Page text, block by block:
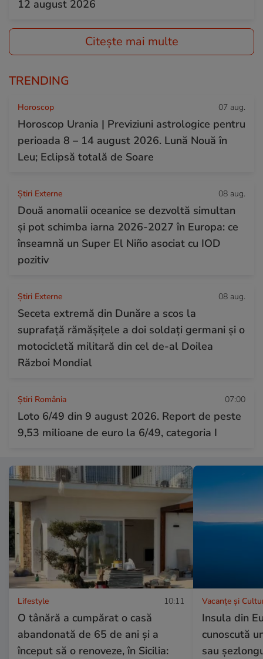
12 august 2026
Citește mai multe
TRENDING
Horoscop 07 aug.
Horoscop Urania | Previziuni astrologice pentru
perioada 8 – 14 august 2026. Lună Nouă în
Leu; Eclipsă totală de Soare
Știri Externe 08 aug.
Două anomalii oceanice se dezvoltă simultan
și pot schimba iarna 2026-2027 în Europa: ce
înseamnă un Super El Niño asociat cu IOD
pozitiv
Știri Externe 08 aug.
Seceta extremă din Dunăre a scos la
suprafață rămășițele a doi soldați germani și o
motocicletă militară din cel de-al Doilea
Război Mondial
Știri România 07:00
Loto 6/49 din 9 august 2026. Report de peste
9,53 milioane de euro la 6/49, categoria I
Lifestyle 10:11
O tânără a cumpărat o casă
abandonată de 65 de ani și a
început să o renoveze, în Sicilia:
Vacanțe și
Insula din
cunoscută
sau